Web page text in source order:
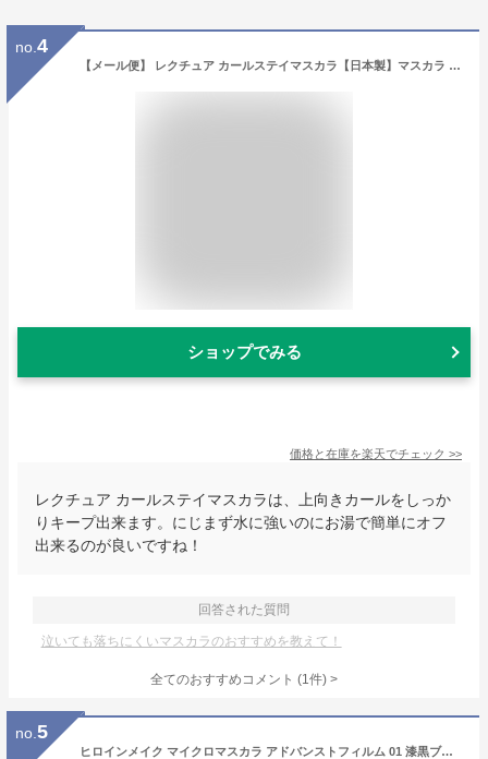
no. 4
【メール便】 レクチュア カールステイマスカラ【日本製】マスカラ ブラウンブラック 下向き 持ち上げる スッキリ 自然な目元 上向き カール 落ちない 長時間キープ コーム ブラシ セパレート パンダ目 にじまない お湯落ち
ショップでみる
価格と在庫を楽天でチェック >>
レクチュア カールステイマスカラは、上向きカールをしっか
りキープ出来ます。にじまず水に強いのにお湯で簡単にオフ
出来るのが良いですね！
回答された質問
泣いても落ちにくいマスカラのおすすめを教えて！
全てのおすすめコメント (1件) >
no. 5
ヒロインメイク マイクロマスカラ アドバンストフィルム 01 漆黒ブラック 4.5g すべてのまつ毛を強調する極細ブラシ お湯+洗顔料オフ